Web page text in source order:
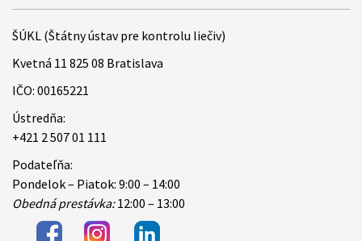
ŠÚKL (Štátny ústav pre kontrolu liečiv)
Kvetná 11 825 08 Bratislava
IČO: 00165221
Ústredňa:
+421 2 507 01 111
Podateľňa:
Pondelok – Piatok: 9:00 – 14:00
Obedná prestávka:12:00 – 13:00